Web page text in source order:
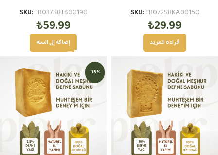
SKU:TR072SBKA00150
₺29.99
قراءة المزيد
SKU:TR037SBTS00190
₺59.99
إضافة إلى السلة
-13%